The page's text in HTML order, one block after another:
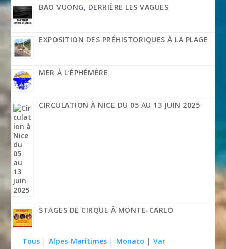
BAO VUONG, DERRIÈRE LES VAGUES
EXPOSITION DES PRÉHISTORIQUES À LA PLAGE
MER À L’ÉPHÉMÈRE
CIRCULATION À NICE DU 05 AU 13 JUIN 2025
STAGES DE CIRQUE À MONTE-CARLO
Tous | Alpes-Maritimes | Monaco | Var